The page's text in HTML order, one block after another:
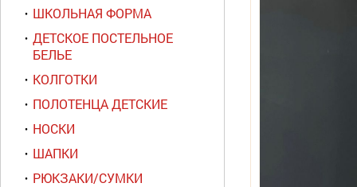
ШКОЛЬНАЯ ФОРМА
ДЕТСКОЕ ПОСТЕЛЬНОЕ
БЕЛЬЕ
КОЛГОТКИ
ПОЛОТЕНЦА ДЕТСКИЕ
НОСКИ
ШАПКИ
РЮКЗАКИ/СУМКИ